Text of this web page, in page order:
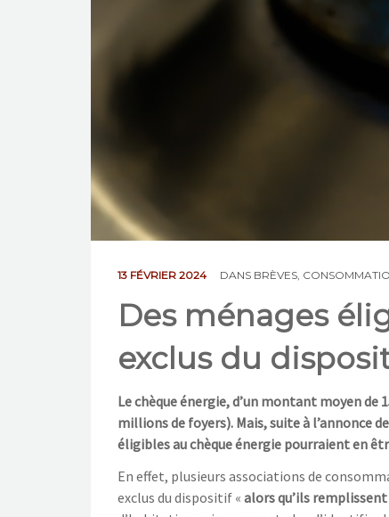
13 FÉVRIER 2024 DANS BRÈVES,
Des ménages
exclus du
Le chèque énergie, d’un montant moyen de
millions de foyers). Mais, suite à l’annonce
éligibles au chèque énergie pourraient en
En effet, plusieurs associations de
exclus du dispositif « alors qu’ils